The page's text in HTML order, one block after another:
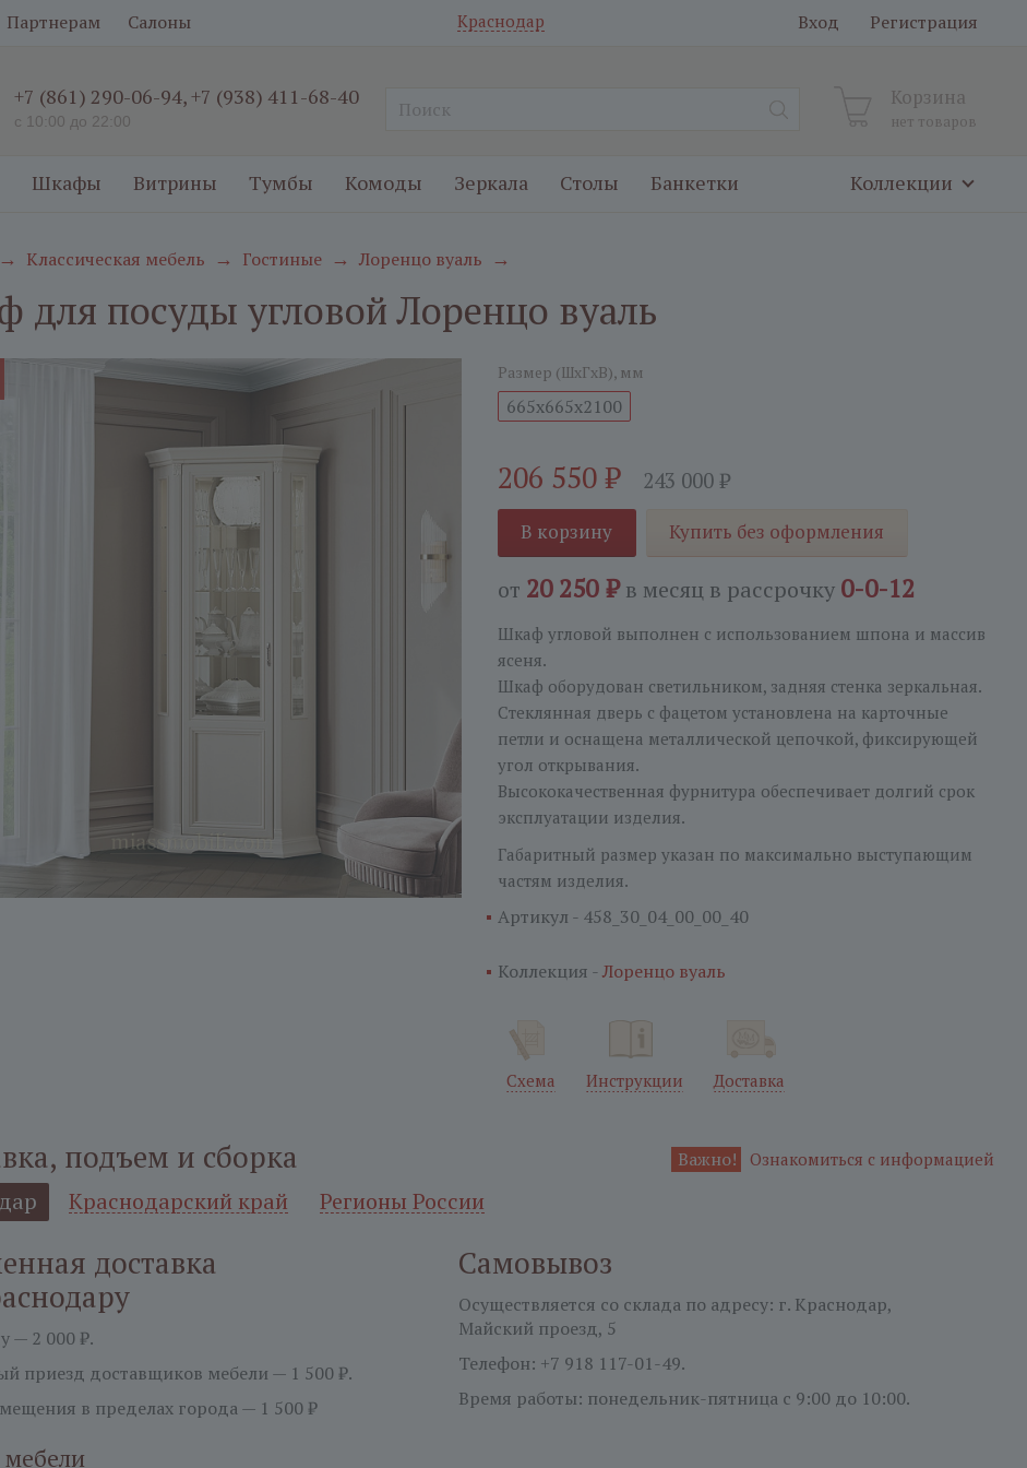
Партнерам Салоны Краснодар Вход Регистрация
+7 (861) 290-06-94,+7 (938) 411-68-40
с 10:00 до 22:00
Корзина
нет товаров
Шкафы Витрины Тумбы Комоды Зеркала Столы Банкетки Коллекции
→ Классическая мебель → Гостиные → Лоренцо вуаль →
для посуды угловой Лоренцо вуаль
Размер (ШxГxВ), мм
665x665x2100
206 550₽ 243 000₽
В корзину Купить без оформления
от 20 250 ₽в месяц в рассрочку 0-0-12
Шкаф угловой выполнен с использованием шпона и массив
ясеня.
Шкаф оборудован светильником, задняя стенка зеркальная.
Стеклянная дверь с фацетом установлена на карточные
петли и оснащена металлической цепочкой, фиксирующей
угол открывания.
Высококачественная фурнитура обеспечивает долгий срок
эксплуатации изделия.
Габаритный размер указан по максимально выступающим
частям изделия.
Артикул - 458_30_04_00_00_40
Коллекция -Лоренцо вуаль
Схема Инструкции Доставка
подъем и сборка Важно! Ознакомиться с информацией
Краснодарский край Регионы России
доставка
— 2 000 ₽.
приезд доставщиков мебели — 1 500 ₽.
в пределах города — 1 500 ₽
мебели
Самовывоз
Осуществляется со склада по адресу: г. Краснодар,
Майский проезд, 5
Телефон: +7 918 117-01-49.
Время работы: понедельник-пятница с 9:00 до 10:00.